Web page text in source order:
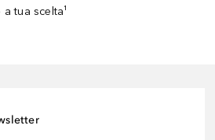
tua scelta¹